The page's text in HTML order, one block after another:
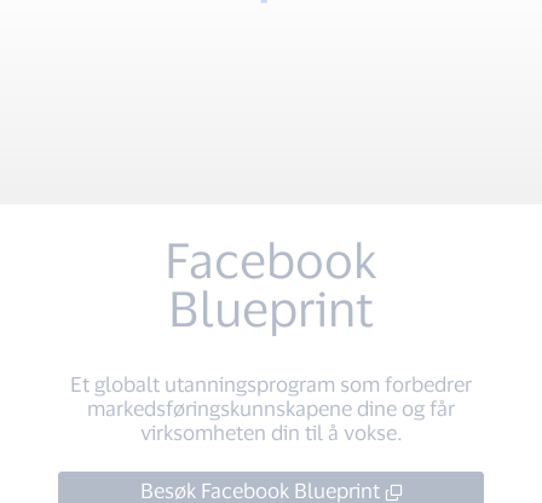
Facebook
Blueprint
Et globalt utanningsprogram som forbedrer
markedsføringskunnskapene dine og får
virksomheten din til å vokse.
Besøk Facebook Blueprint